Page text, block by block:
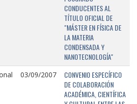
CONDUCENTES AL
TÍTULO OFICIAL DE
"MÁSTER EN FÍSICA DE
LA MATERIA
CONDENSADA Y
NANOTECNOLOGÍA"
03/09/2007
CONVENIO ESPECÍFICO
DE COLABORACIÓN
ACADÉMICA, CIENTÍFICA